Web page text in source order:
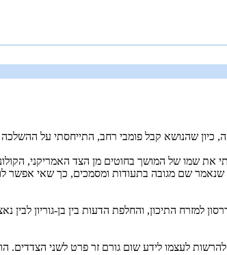
כיון שהנושא קבל פומבי רחב, התייחסתי על
שמו של המושך בחוטים מן הצד האמריקני,
שם מגובה בתעודות ומסמכים, כך שאי אפשר
למזרח התיכון, והחלפת הדעות בין בן-גוריון לבין
לעצמו לידע שום גורם זר פרט לשני